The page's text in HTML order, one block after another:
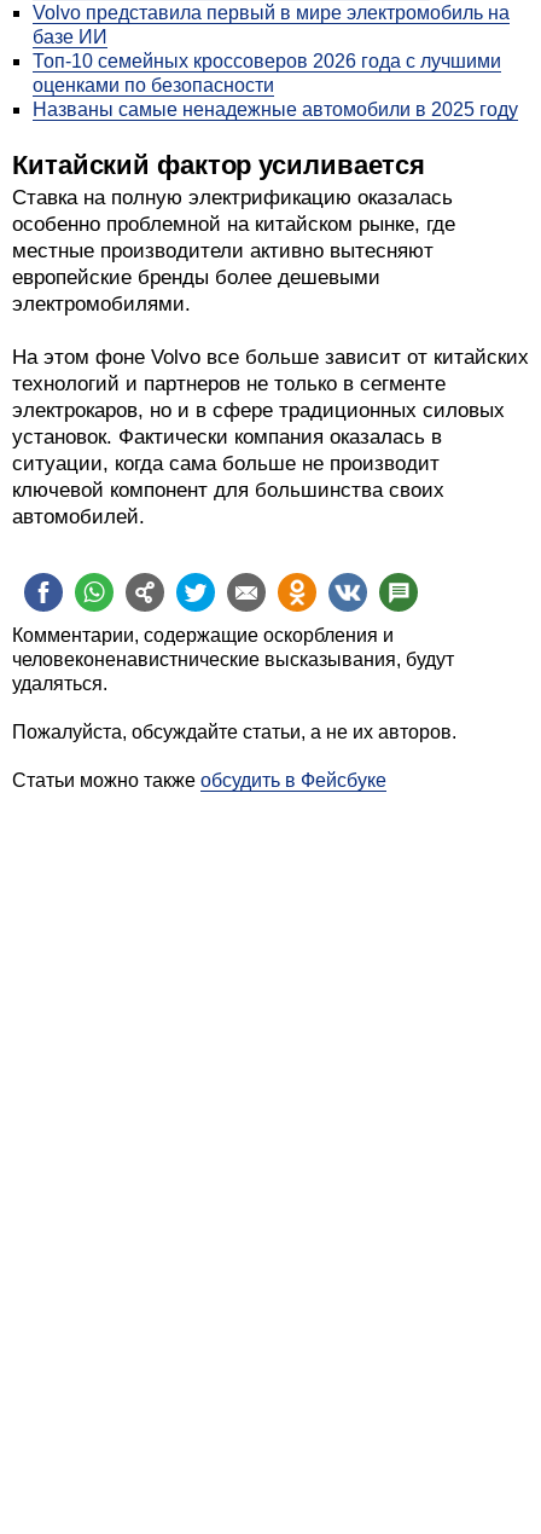
Volvo представила первый в мире электромобиль на
базе ИИ
Топ-10 семейных кроссоверов 2026 года с лучшими
оценками по безопасности
Названы самые ненадежные автомобили в 2025 году
Китайский фактор усиливается
Ставка на полную электрификацию оказалась
особенно проблемной на китайском рынке, где
местные производители активно вытесняют
европейские бренды более дешевыми
электромобилями.
На этом фоне Volvo все больше зависит от китайских
технологий и партнеров не только в сегменте
электрокаров, но и в сфере традиционных силовых
установок. Фактически компания оказалась в
ситуации, когда сама больше не производит
ключевой компонент для большинства своих
автомобилей.
Комментарии, содержащие оскорбления и
человеконенавистнические высказывания, будут
удаляться.
Пожалуйста, обсуждайте статьи, а не их авторов.
Статьи можно также обсудить в Фейсбуке